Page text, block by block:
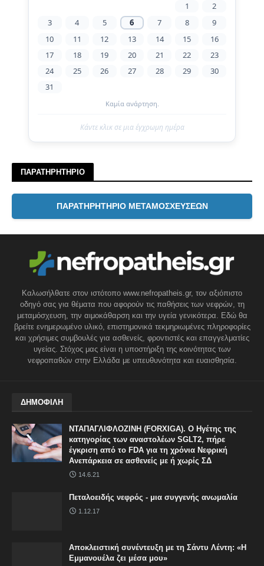
1
2
3
4 5 6 7 8
9
10
11 12 13 14 15
16
17
18 19 20 21 22
23
24
25 26 27 28 29
30
31
Καμία ανάρτηση.
Κάντε κλικ σε μια έγχρωμη ημέρα
ΠΑΡΑΤΗΡΗΤΗΡΙΟ
ΠΑΡΑΤΗΡΗΤΗΡΙΟ ΜΕΤΑΜΟΣΧΕΥΣΕΩΝ
Καλωσήλθατε στον ιστότοπο www.nefropatheis.gr, τον αξιόπιστο
οδηγό σας για θέματα που αφορούν τις παθήσεις των νεφρών, τη
μεταμόσχευση, την αιμοκάθαρση και την υγεία γενικότερα. Εδώ θα
βρείτε ενημερωμένο υλικό, επιστημονικά τεκμηριωμένες πληροφορίες
και χρήσιμες συμβουλές για ασθενείς, φροντιστές και επαγγελματίες
υγείας. Στόχος μας είναι η υποστήριξη της κοινότητας των
νεφροπαθών στην Ελλάδα με υπευθυνότητα και ευαισθησία.
ΔΗΜΟΦΙΛΗ
ΝΤΑΠΑΓΛΙΦΛΟΖΙΝΗ (FORXIGA). Ο Ηγέτης της
κατηγορίας των αναστολέων SGLT2, πήρε
έγκριση από το FDA για τη χρόνια Νεφρική
Ανεπάρκεια σε ασθενείς με ή χωρίς ΣΔ
14.6.21
Πεταλοειδής νεφρός - μια συγγενής ανωμαλία
1.12.17
Αποκλειστική συνέντευξη με τη Σάντυ Λέντη: «Η
Εμμανουέλα ζει μέσα μου»